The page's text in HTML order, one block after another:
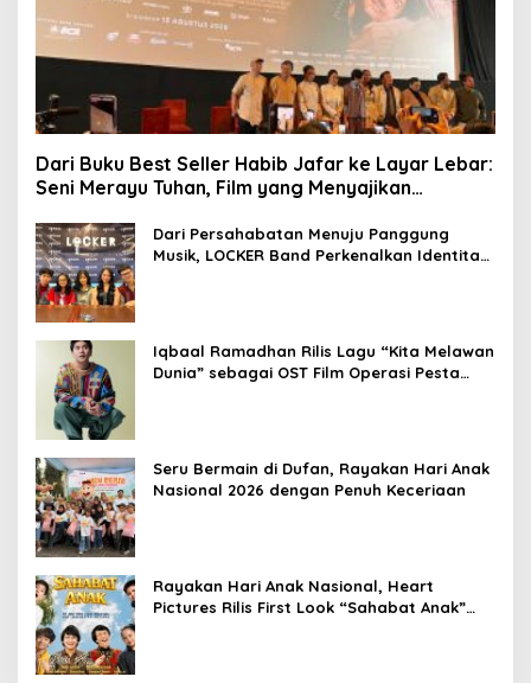
Dari Buku Best Seller Habib Jafar ke Layar Lebar:
Seni Merayu Tuhan, Film yang Menyajikan
Dari Persahabatan Menuju Panggung
Musik, LOCKER Band Perkenalkan Identitas
Iqbaal Ramadhan Rilis Lagu “Kita Melawan
Dunia” sebagai OST Film Operasi Pesta
Seru Bermain di Dufan, Rayakan Hari Anak
Nasional 2026 dengan Penuh Keceriaan
Rayakan Hari Anak Nasional, Heart
Pictures Rilis First Look “Sahabat Anak”